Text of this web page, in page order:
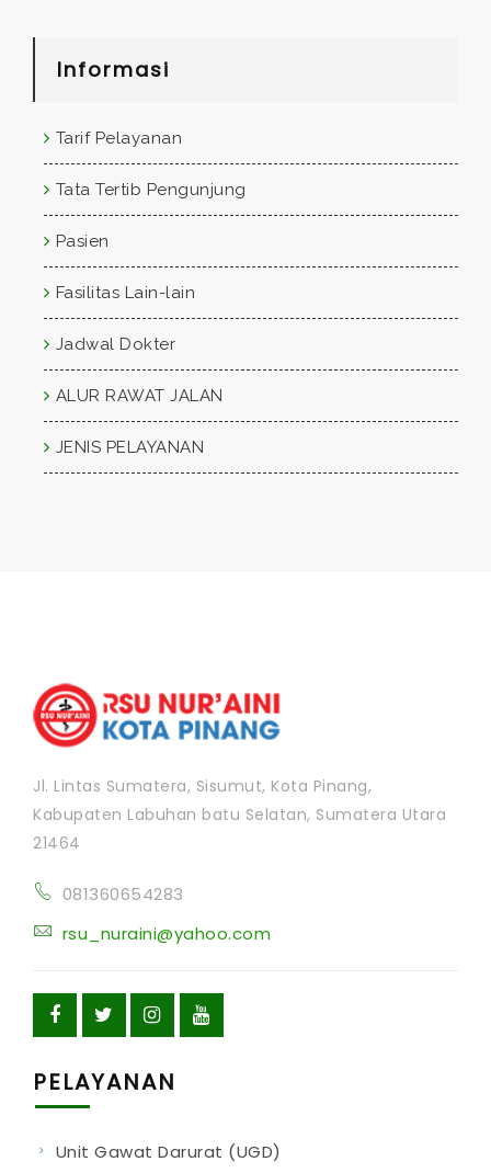
Informasi
Tarif Pelayanan
Tata Tertib Pengunjung
Pasien
Fasilitas Lain-lain
Jadwal Dokter
ALUR RAWAT JALAN
JENIS PELAYANAN
Jl. Lintas Sumatera, Sisumut, Kota Pinang,
Kabupaten Labuhan batu Selatan, Sumatera Utara
21464
081360654283
rsu_nuraini@yahoo.com
PELAYANAN
Unit Gawat Darurat (UGD)